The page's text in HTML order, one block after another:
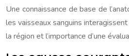
Une connaissance de base de
les vaisseaux sanguins
la région et l’importance d’une